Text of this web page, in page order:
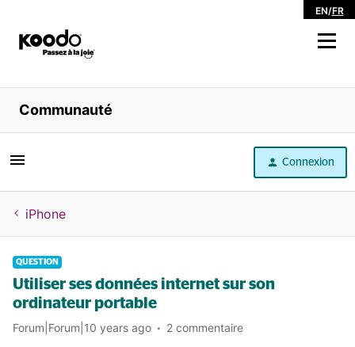
EN/FR
Magasiner
Libre service
Aide
Communauté
Connexion
iPhone
QUESTION
Utiliser ses données internet sur son
ordinateur portable
Forum|Forum|10 years ago 2 commentaire